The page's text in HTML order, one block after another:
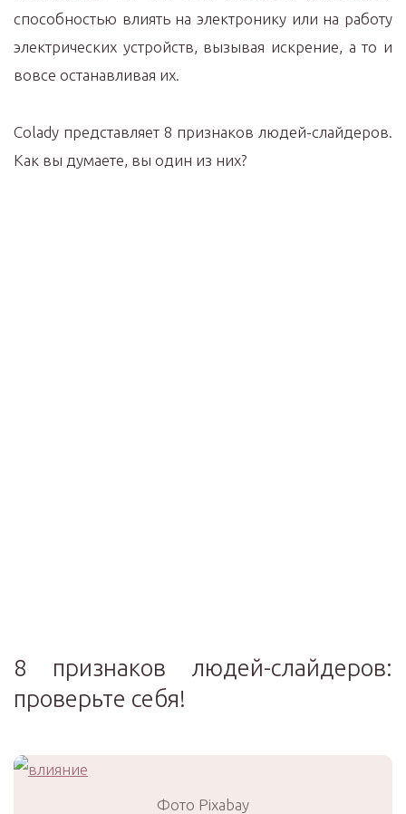
способностью влиять на электронику или на работу
электрических устройств, вызывая искрение, а то и
вовсе останавливая их.
Colady представляет 8 признаков людей-слайдеров.
Как вы думаете, вы один из них?
8 признаков людей-слайдеров:
проверьте себя!
Фото Pixabay